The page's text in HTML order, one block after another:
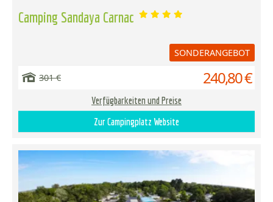
Camping Sandaya Carnac
SONDERANGEBOT
301 € 240,80 €
Verfügbarkeiten und Preise
Zur Campingplatz Website